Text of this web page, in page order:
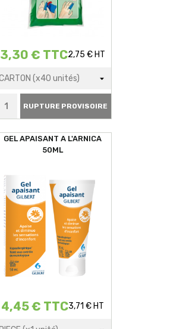
3,30 € TTC2,75 € HT
RUPTURE PROVISOIRE
GEL APAISANT A L'ARNICA
50ML
4,45 € TTC3,71 € HT